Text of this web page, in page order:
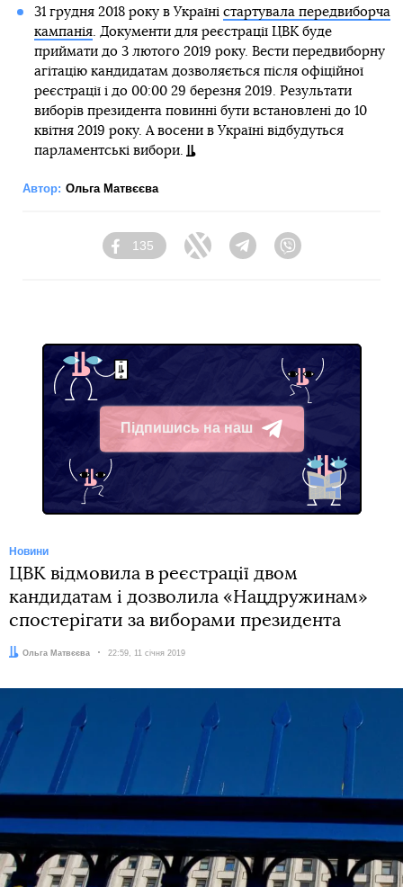
31 грудня 2018 року в Україні стартувала передвиборча
кампанія. Документи для реєстрації ЦВК буде
приймати до 3 лютого 2019 року. Вести передвиборну
агітацію кандидатам дозволяється після офіційної
реєстрації і до 00:00 29 березня 2019. Результати
виборів президента повинні бути встановлені до 10
квітня 2019 року. А восени в Україні відбудуться
парламентські вибори.
Автор: Ольга Матвєєва
Facebook
135
Twitter TelegramViber
Підпишись на наш
Telegram
Новини
ЦВК відмовила в реєстрації двом
кандидатам і дозволила «Нацдружинам»
спостерігати за виборами президента
Автор:
Ольга Матвєєва Дата:
22:59, 11 січня 2019